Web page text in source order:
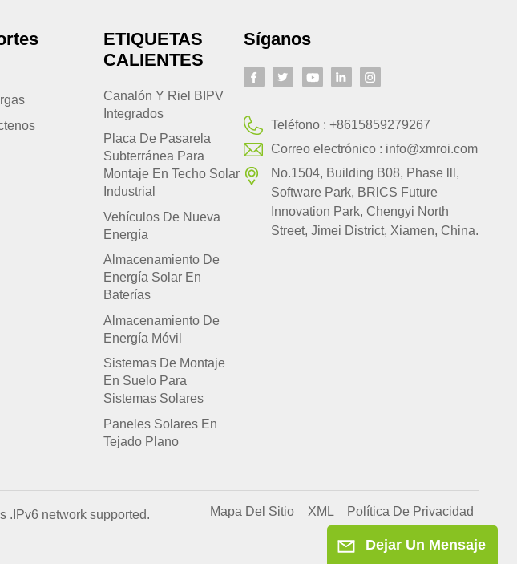
ETIQUETAS
CALIENTES
Canalón Y Riel BIPV
Integrados
Placa De Pasarela
Subterránea Para
Montaje En Techo Solar
Industrial
Vehículos De Nueva
Energía
Almacenamiento De
Energía Solar En
Baterías
Almacenamiento De
Energía Móvil
Sistemas De Montaje
En Suelo Para
Sistemas Solares
Paneles Solares En
Tejado Plano
Síganos
Teléfono :+8615859279267
Correo electrónico : info@xmroi.com
No.1504, Building B08, Phase lll,
Software Park, BRlCS Future
Innovation Park, Chengyi North
Street, Jimei District, Xiamen, China.
. IPv6 network supported. Mapa Del Sitio XML Política De Privacidad
Dejar Un Mensaje